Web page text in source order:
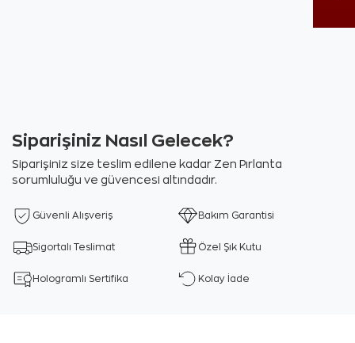
Siparişiniz Nasıl Gelecek?
Siparişiniz size teslim edilene kadar Zen Pırlanta
sorumluluğu ve güvencesi altındadır.
Güvenli Alışveriş Bakım Garantisi
Sigortalı Teslimat Özel Şık Kutu
Hologramlı Sertifika Kolay İade